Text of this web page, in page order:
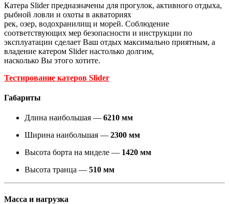
Катера Slider предназначены для прогулок, активного отдыха,
рыбной ловли и охоты в акваториях
рек, озер, водохранилищ и морей. Соблюдение
соответствующих мер безопасности и инструкции по
эксплуатации сделает Ваш отдых максимально приятным, а
владение катером Slider настолько долгим,
насколько Вы этого хотите.
Тестирование катеров Slider
Габариты
Длина наибольшая — 6210 мм
Ширина наибольшая — 2300 мм
Высота борта на миделе — 1420 мм
Высота транца — 510 мм
Масса и нагрузка